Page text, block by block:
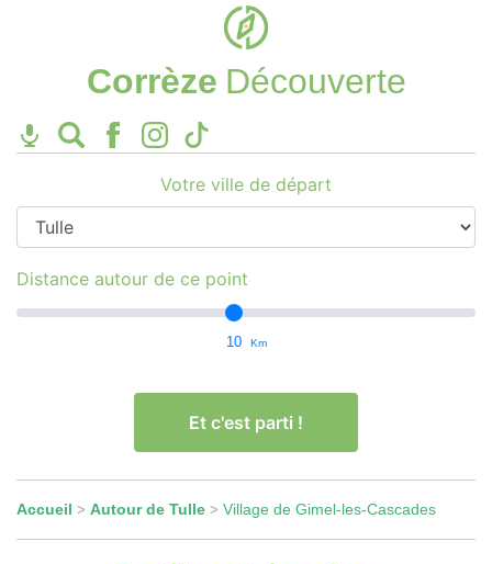
Corrèze Découverte
Votre ville de départ
Distance autour de ce point
10 Km
Et c'est parti !
Accueil > Autour de Tulle > Village de Gimel-les-Cascades